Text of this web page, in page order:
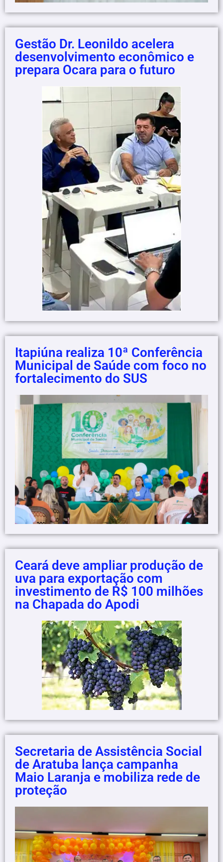
Gestão Dr. Leonildo acelera
desenvolvimento econômico e
prepara Ocara para o futuro
Itapiúna realiza 10ª Conferência
Municipal de Saúde com foco no
fortalecimento do SUS
Ceará deve ampliar produção de
uva para exportação com
investimento de R$ 100 milhões
na Chapada do Apodi
Secretaria de Assistência Social
de Aratuba lança campanha
Maio Laranja e mobiliza rede de
proteção